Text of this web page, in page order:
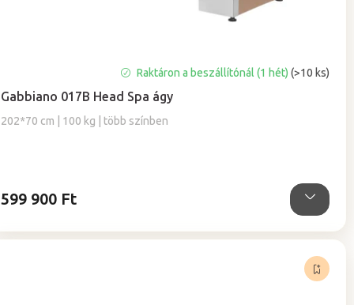
Gabbiano 017B Head Spa ágy
202*70 cm | 100 kg | több színben
Raktáron a beszállítónál (1 hét) (>10 ks)
599 900 Ft